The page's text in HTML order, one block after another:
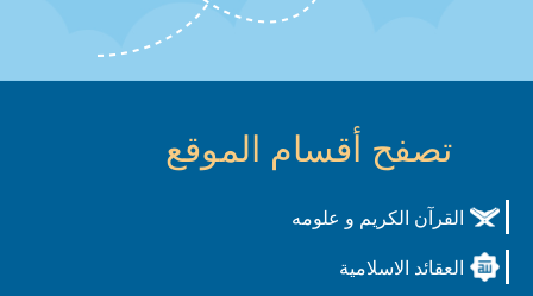
تصفح أقسام الموقع
القرآن الكريم و علومه
العقائد الاسلامية